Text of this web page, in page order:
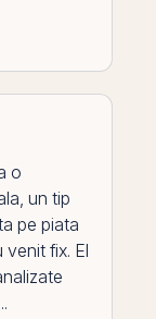
o
un tip
pe piata
fix. El